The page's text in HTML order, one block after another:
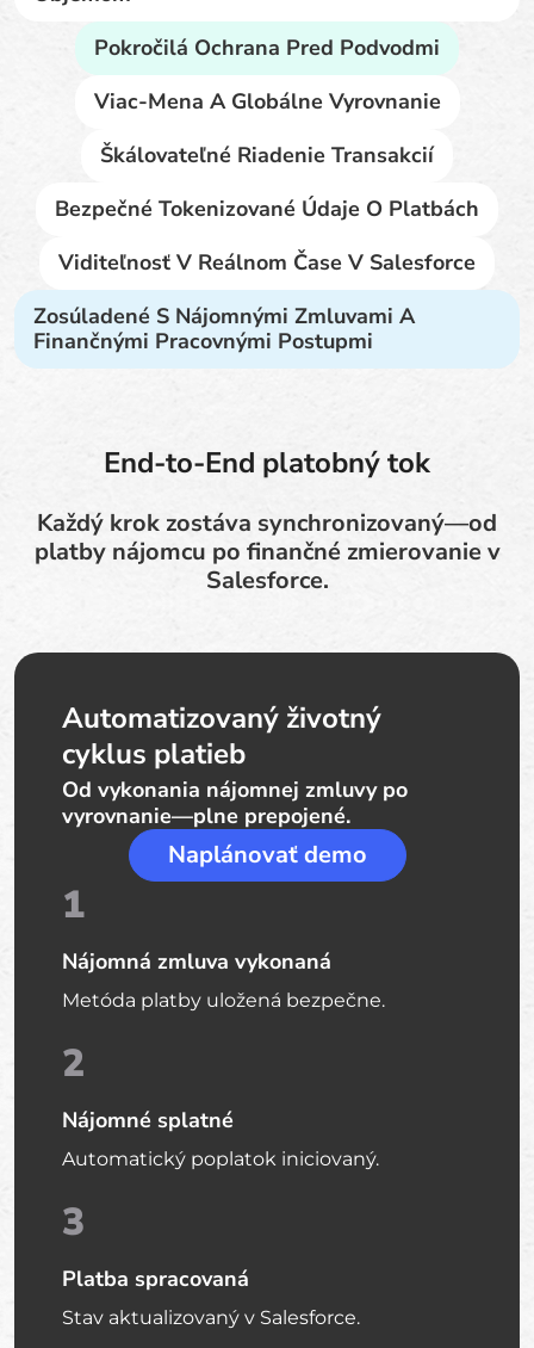
Pokročilá Ochrana Pred Podvodmi
Viac-Mena A Globálne Vyrovnanie
Škálovateľné Riadenie Transakcií
Bezpečné Tokenizované Údaje O Platbách
Viditeľnosť V Reálnom Čase V Salesforce
Zosúladené S Nájomnými Zmluvami A
Finančnými Pracovnými Postupmi
End-to-End platobný tok
Každý krok zostáva synchronizovaný—od
platby nájomcu po finančné zmierovanie v
Salesforce.
Automatizovaný životný
cyklus platieb
Od vykonania nájomnej zmluvy po
vyrovnanie—plne prepojené.
Naplánovať demo
1
Nájomná zmluva vykonaná
Metóda platby uložená bezpečne.
2
Nájomné splatné
Automatický poplatok iniciovaný.
3
Platba spracovaná
Stav aktualizovaný v Salesforce.